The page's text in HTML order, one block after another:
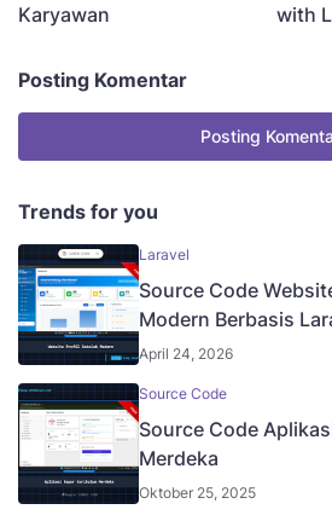
Karyawan
with
Posting Komentar
Posting
Trends for you
Laravel
Source Code
Modern Berbasis
April 24, 2026
Source Code
Source Code
Merdeka
Oktober 25, 2025